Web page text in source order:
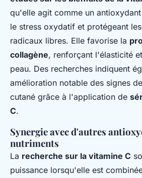
qu'elle agit comme un
le stress oxydatif et protégeant
radicaux libres. Elle favorise la
collagène, renforçant l'élasticité
peau. Des recherches indiquent
amélioration notable des signes
cutané grâce à l'application de
C.
Synergie avec d'autres
nutriments
La recherche sur la vitamine C
puissance lorsqu'elle est